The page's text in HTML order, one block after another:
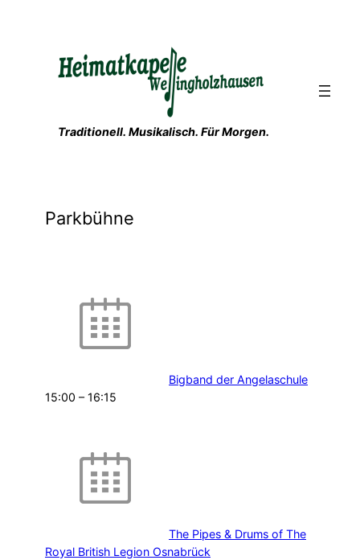
Traditionell. Musikalisch. Für Morgen.
Parkbühne
Bigband der Angelaschule
15:00 – 16:15
The Pipes & Drums of The
Royal British Legion Osnabrück